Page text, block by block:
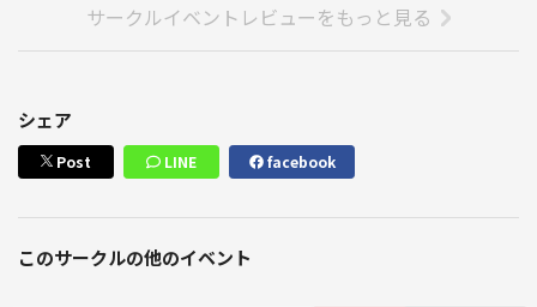
サークルイベントレビューをもっと見る
シェア
Post LINE facebook
このサークルの他のイベント